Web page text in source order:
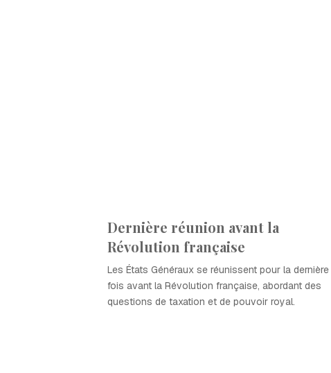
Dernière réunion avant la
Révolution française
Les États Généraux se réunissent pour la dernière
fois avant la Révolution française, abordant des
questions de taxation et de pouvoir royal.